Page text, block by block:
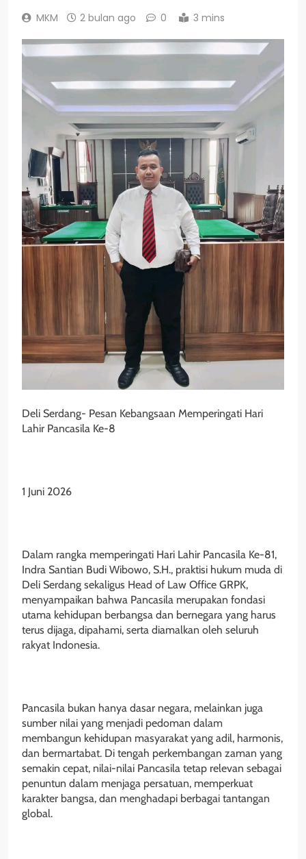
MKM 2 bulan ago 0 3 mins
Deli Serdang- Pesan Kebangsaan Memperingati Hari
Lahir Pancasila Ke-8
1 Juni 2026
Dalam rangka memperingati Hari Lahir Pancasila Ke-81,
Indra Santian Budi Wibowo, S.H., praktisi hukum muda di
Deli Serdang sekaligus Head of Law Office GRPK,
menyampaikan bahwa Pancasila merupakan fondasi
utama kehidupan berbangsa dan bernegara yang harus
terus dijaga, dipahami, serta diamalkan oleh seluruh
rakyat Indonesia.
Pancasila bukan hanya dasar negara, melainkan juga
sumber nilai yang menjadi pedoman dalam
membangun kehidupan masyarakat yang adil, harmonis,
dan bermartabat. Di tengah perkembangan zaman yang
semakin cepat, nilai-nilai Pancasila tetap relevan sebagai
penuntun dalam menjaga persatuan, memperkuat
karakter bangsa, dan menghadapi berbagai tantangan
global.